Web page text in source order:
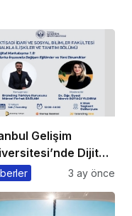
Gelişim
Dijital
1.03 ay önce